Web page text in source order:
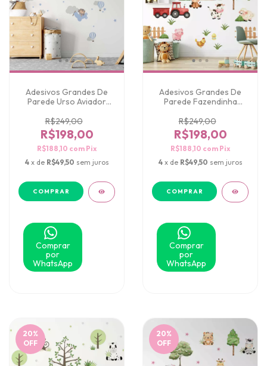
Adesivos Grandes De
Parede Urso Aviador
R$249,00
R$198,00
R$188,10 com Pix
4 x de R$49,50 sem juros
Comprar
por
WhatsApp
Adesivos Grandes De
Parede Fazendinha
R$249,00
R$198,00
R$188,10 com Pix
4 x de R$49,50 sem juros
Comprar
por
WhatsApp
20%
OFF
20%
OFF